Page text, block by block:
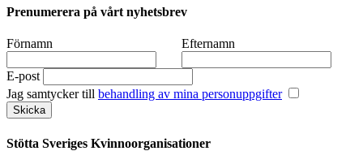
Prenumerera på vårt nyhetsbrev
Förnamn Efternamn
E-post
Jag samtycker till behandling av mina personuppgifter
Stötta Sveriges Kvinnoorganisationer